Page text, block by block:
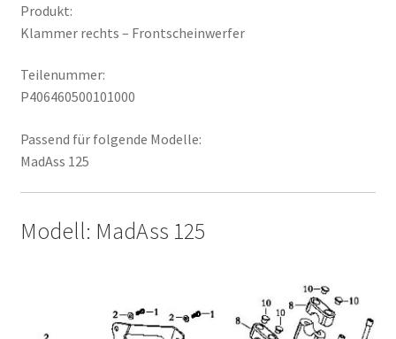
Produkt:
Klammer rechts – Frontscheinwerfer
Teilenummer:
P406460500101000
Passend für folgende Modelle:
MadAss 125
Modell: MadAss 125